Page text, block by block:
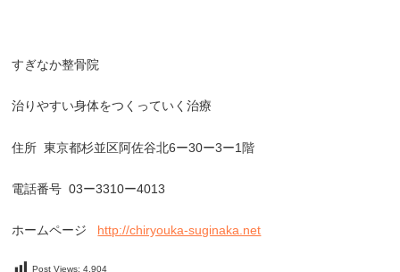
すぎなか整骨院
治りやすい身体をつくっていく治療
住所 東京都杉並区阿佐谷北6ー30ー3ー1 階
電話番号 03ー3310ー4013
ホームページ http://chiryouka-suginaka.net
Post Views: 4,904